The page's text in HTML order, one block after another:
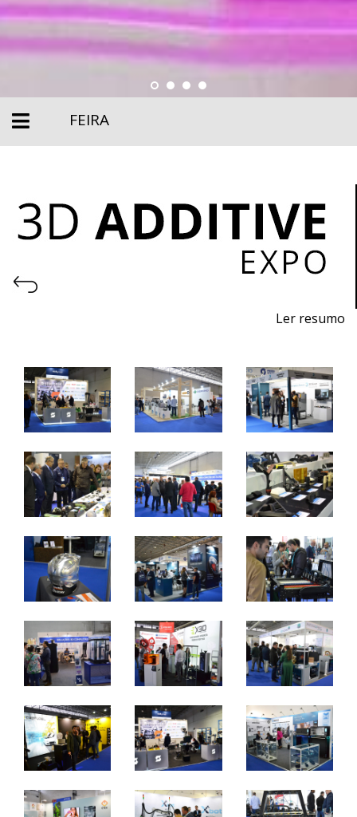
FEIRA
Ler resumo
De7 a 9 de novembro 2024 - EXPOSALÃO, Batalha
De quinta a sábado, 10h às 19h